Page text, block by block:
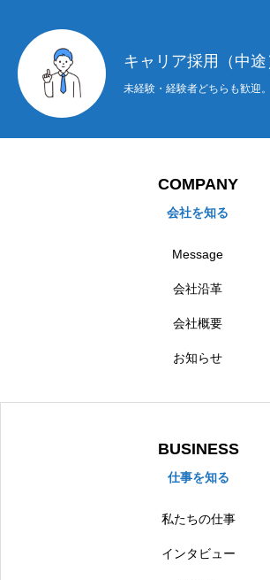
キャリア採用（中
未経験・経験者どちらも歓迎。
COMPANY
会社を知る
Message
会社沿革
会社概要
お知らせ
BUSINESS
仕事を知る
私たちの仕事
インタビュー